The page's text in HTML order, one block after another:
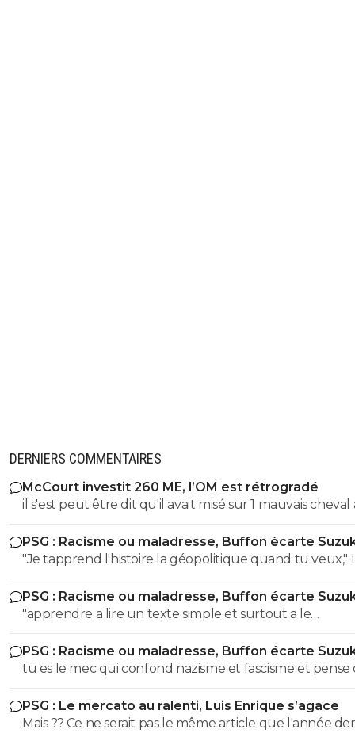
DERNIERS COMMENTAIRES
McCourt investit 260 ME, l’OM est rétrogradé
il s'est peut être dit qu'il avait misé sur 1 mauvais cheval
u coup
PSG : Racisme ou maladresse, Buffon écarte
"Je tapprend l'histoire la géopolitique quand tu veux," LOL
LOL LOL tu peux meme pas apprendre à un collégien
l'histoire puisque meme un élève de 3eme sait que le
nazisme c'est pas en Italie contrairement à toi l'ane du
! Ca se voit que t'es l'électeur moyen de LFI, un mec plus
bete que la moyenne et pas assez cultivé !! Tu viens de le
démontrer ici abruti ! putain tes parents t'ont fini à la
c'est pas possible....tu démontres que tu connais rien à
l'ignorant qui manque cruellement de culture veut
donner des cours mdr
PSG : Racisme ou maladresse, Buffon écarte
"apprendre a lire un texte simple et surtout a le
comprendre" dixit le mec qui pensait que le nazisme
en italie mdr On sent le petit lfiste frustré ! va picoler tes 8.6 le
mongolien qui voit des fachos partout tes parents t'ont
la pisse toi c'est évident
PSG : Racisme ou maladresse, Buffon écarte
tu es le mec qui confond nazisme et fascisme et pense
c'est la meme chose mdr Tu m'auras bien fait rire à prouver
par toi meme que t'es un putain d'ignare ! Retourne au
collège apprendre les lecons que tu as oublié petit
PSG : Le mercato au ralenti, Luis Enrique s’agace
Mais ?? Ce ne serait pas le même article que l'année